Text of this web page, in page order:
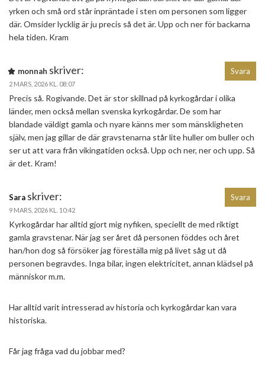
yrken och små ord står inpräntade i sten om personen som ligger
där. Omsider lycklig är ju precis så det är. Upp och ner för backarna
hela tiden. Kram
monnah skriver:
2 MARS, 2026 KL. 08:07
Precis så. Rogivande. Det är stor skillnad på kyrkogårdar i olika
länder, men också mellan svenska kyrkogårdar. De som har
blandade väldigt gamla och nyare känns mer som mänskligheten
själv, men jag gillar de där gravstenarna står lite huller om buller och
ser ut att vara från vikingatiden också. Upp och ner, ner och upp. Så
är det. Kram!
Svara
Sara skriver:
9 MARS, 2026 KL. 10:42
Kyrkogårdar har alltid gjort mig nyfiken, speciellt de med riktigt
gamla gravstenar. När jag ser året då personen föddes och året
han/hon dog så försöker jag föreställa mig på livet såg ut då
personen begravdes. Inga bilar, ingen elektricitet, annan klädsel på
människor m.m.
Har alltid varit intresserad av historia och kyrkogårdar kan vara
historiska.
Får jag fråga vad du jobbar med?
Svara